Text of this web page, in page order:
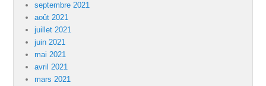
septembre 2021
août 2021
juillet 2021
juin 2021
mai 2021
avril 2021
mars 2021